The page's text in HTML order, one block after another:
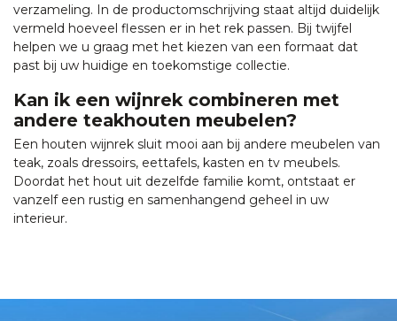
verzameling. In de productomschrijving staat altijd duidelijk
vermeld hoeveel flessen er in het rek passen. Bij twijfel
helpen we u graag met het kiezen van een formaat dat
past bij uw huidige en toekomstige collectie.
Kan ik een wijnrek combineren met
andere teakhouten meubelen?
Een houten wijnrek sluit mooi aan bij andere meubelen van
teak, zoals dressoirs, eettafels, kasten en tv meubels.
Doordat het hout uit dezelfde familie komt, ontstaat er
vanzelf een rustig en samenhangend geheel in uw
interieur.